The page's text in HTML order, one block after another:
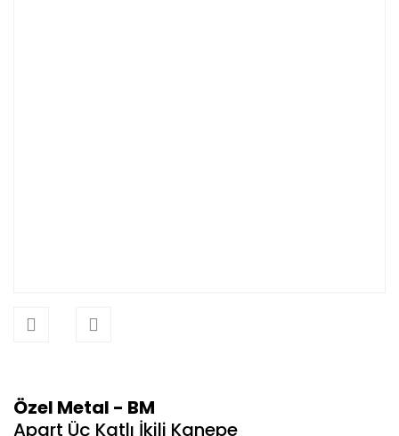
Özel Metal - BM
Apart Üç Katlı İkili Kanepe